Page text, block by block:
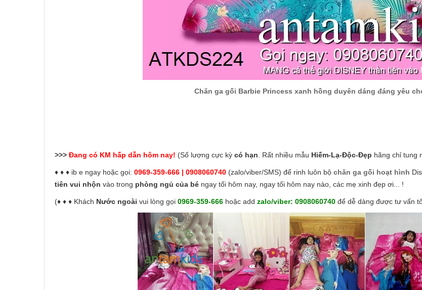
Chăn ga gối Barbie Princess xanh hồng duyên dáng đáng yêu
>>> Đang có KM hấp dẫn hôm nay! (Số lượng cực kỳ có hạn . Rất nhiều mẫu Hiếm-Lạ-Độc-Đẹp hãng chỉ tung
♦ ♦ ♦ ib e ngay hoặc gọi: 0969-359-666 | 0908060740 (zalo/viber/SMS) để rinh luôn bộ chăn ga gối hoạt hình
tiên vui nhộn vào trong phòng ngủ của bé ngay tối hôm nay, ngay tối hôm nay nào, các mẹ xinh đẹp ơi... !
(♦ ♦ ♦ Khách Nước ngoài vui lòng gọi 0969-359-666 hoặc add zalo/viber: 0908060740 để dễ dàng được tư vấn